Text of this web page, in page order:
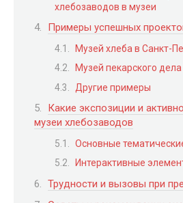
хлебозаводов в музеи
Примеры успешных
Музей хлеба в Санкт-
Музей пекарского
Другие примеры
Какие экспозиции и
музеи хлебозаводов
Основные
Интерактивные
Трудности и вызовы при